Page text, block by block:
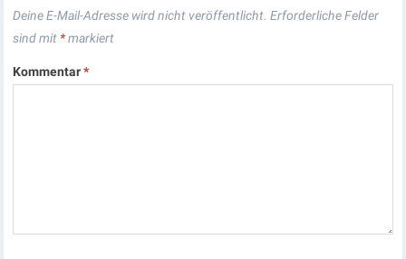
Deine E-Mail-Adresse wird nicht veröffentlicht. Erforderliche Felder
sind mit *markiert
Kommentar*